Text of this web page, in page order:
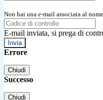
Non hai una e-mail associata al
E-mail inviata, si prega di
Errore
Chiudi
Successo
Chiudi